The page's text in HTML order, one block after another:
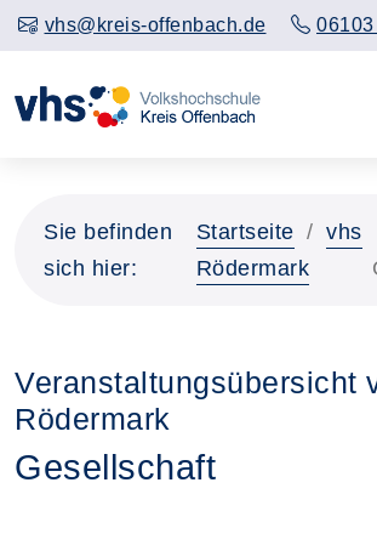
vhs@kreis-offenbach.de
Sie befinden
sich hier:
Startseite
vhs
Rödermark
Veranstaltungsübersicht
Rödermark
Gesellschaft